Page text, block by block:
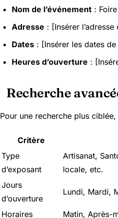
Nom de l’événement :
Adresse : [Insérer
Dates : [Insérer les dates
Heures d’ouverture :
Recherche
Pour une recherche plus
Critère
Type
d’exposant
Artisanat,
locale, etc.
Jours
d’ouverture
Lundi, Mardi,
Horaires Matin, Après-